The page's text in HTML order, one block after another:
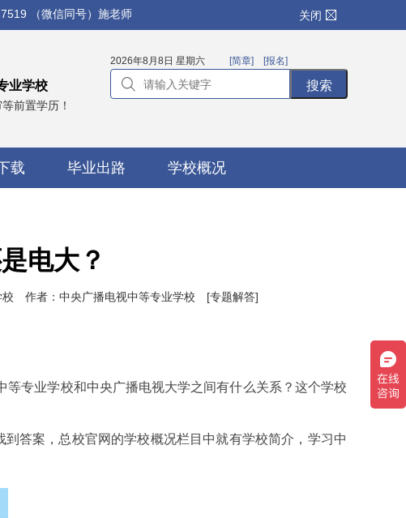
（微信同号）施老师 关闭
业学校
前置学历！
2026年8月8日 星期六 [简章] [报名]
载 毕业出路 学校概况
电大？
校 作者：中央广播电视中等专业学校 [专题解答]
专业学校和中央广播电视大学之间有什么关系？这个学校
答案，总校官网的学校概况栏目中就有学校简介，学习中